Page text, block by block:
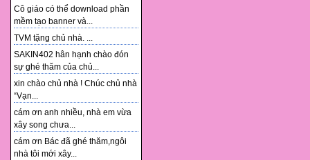
Cô giáo có thể download phần
mềm tạo banner và...
TVM tặng chủ nhà. ...
SAKIN402 hân hạnh chào đón
sự ghé thăm của chủ...
xin chào chủ nhà ! Chúc chủ nhà
“Vạn...
cám ơn anh nhiều, nhà em vừa
xây song chưa...
cám ơn Bác đã ghé thăm,ngôi
nhà tôi mới xây...